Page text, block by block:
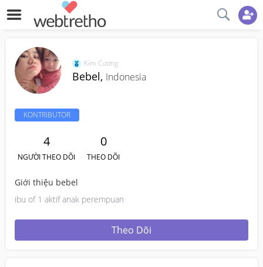
Kim Cương
Bebel, Indonesia
KONTRIBUTOR
4
NGƯỜI THEO DÕI
0
THEO DÕI
Giới thiệu bebel
ibu of 1 aktif anak perempuan
Theo Dõi